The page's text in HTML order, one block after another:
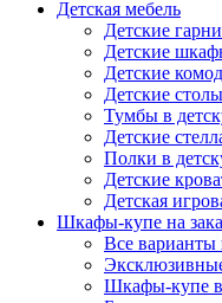
Детская мебель
Детские
Детские
Детские
Детские столы
Тумбы в
Детские
Полки в
Детские
Детская
Шкафы-купе на
Все
Шкафы-купе